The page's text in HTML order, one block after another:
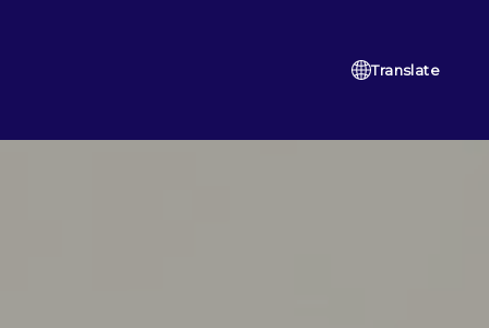
Translate